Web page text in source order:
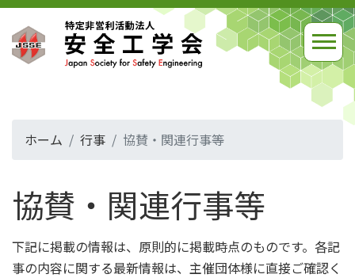
ホーム 行事 協賛・関連行事等
協賛・関連行事等
下記に掲載の情報は、原則的に掲載時点のものです。各記
事の内容に関する最新情報は、主催団体様に直接ご確認く